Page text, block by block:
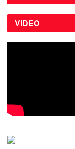
VIDEO